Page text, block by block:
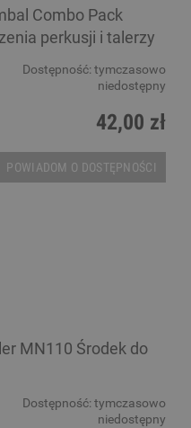
Combo Pack
perkusji i talerzy
Dostępność: tymczasowo
niedostępny
42,00 zł
POWIADOM O DOSTĘPNOŚCI
MN110 Środek do
Dostępność: tymczasowo
niedostępny